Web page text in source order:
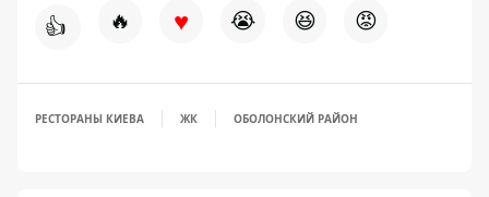
👍 🔥 ♥ 😭 😆 😡
РЕСТОРАНЫ КИЕВА ЖК ОБОЛОНСКИЙ РАЙОН